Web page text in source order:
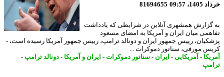
09:57
81694655
همشهری آنلاین در شرایطی که یادداشت
میان ایران و آمریکا به امضای مسعود
رییس جمهور ایران و دونالد ترامپ، رییس جمهور آمریکا رسیده است، -
مورفی، سناتور دموکرات ...
- آمریکایی-ایران - سناتور دموکرات- ایران و آمریکا- دونالد ترامپ -